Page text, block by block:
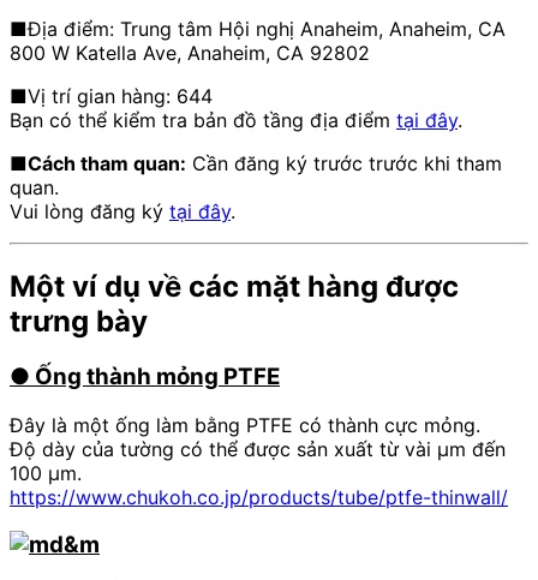
■Địa điểm: Trung tâm Hội nghị Anaheim, Anaheim, CA
800 W Katella Ave, Anaheim, CA 92802
■Vị trí gian hàng: 644
Bạn có thể kiểm tra bản đồ tầng địa điểm tại đây.
■Cách tham quan: Cần đăng ký trước trước khi tham
quan.
Vui lòng đăng ký tại đây.
Một ví dụ về các mặt hàng được
trưng bày
● Ống thành mỏng PTFE
Đây là một ống làm bằng PTFE có thành cực mỏng.
Độ dày của tường có thể được sản xuất từ vài μm đến
100 μm.
https://www.chukoh.co.jp/products/tube/ptfe-thinwall/